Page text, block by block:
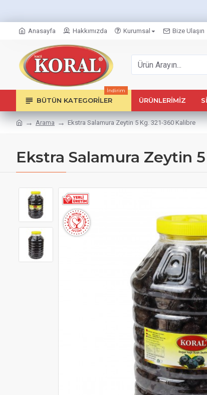
Anasayfa Hakkımızda Kurumsal Bize Ulaşın
BÜTÜN KATEGORILER
İndirim
ÜRÜNLERIMIZ
Arama Ekstra Salamura Zeytin 5 Kg. 321-360 Kalibre
Ekstra Salamura Zeytin